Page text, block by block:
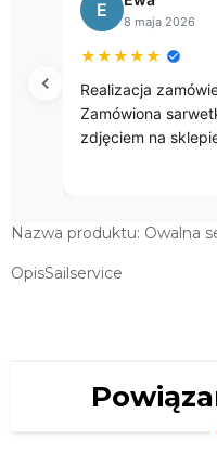
E
8 maja 2026
★★★★★
Realizacja
Zamówiona
zdjęciem na
Nazwa produktu: Owalna
OpisSailservice